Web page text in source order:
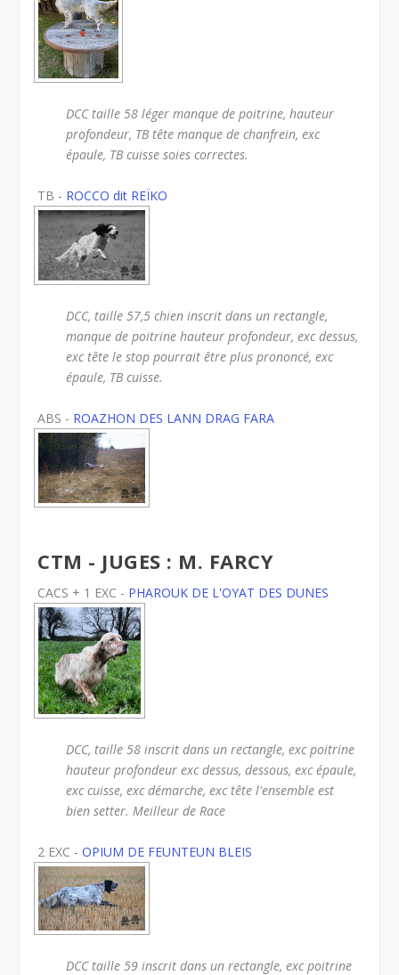
DCC taille 58 léger manque de poitrine, hauteur
profondeur, TB tête manque de chanfrein, exc
épaule, TB cuisse soies correctes.
TB - ROCCO dit REÏKO
DCC, taille 57,5 chien inscrit dans un rectangle,
manque de poitrine hauteur profondeur, exc dessus,
exc tête le stop pourrait être plus prononcé, exc
épaule, TB cuisse.
ABS - ROAZHON DES LANN DRAG FARA
CTM - JUGES : M. FARCY
CACS + 1 EXC - PHAROUK DE L'OYAT DES DUNES
DCC, taille 58 inscrit dans un rectangle, exc poitrine
hauteur profondeur exc dessus, dessous, exc épaule,
exc cuisse, exc démarche, exc tête l'ensemble est
bien setter. Meilleur de Race
2 EXC -OPIUM DE FEUNTEUN BLEIS
DCC taille 59 inscrit dans un rectangle, exc poitrine